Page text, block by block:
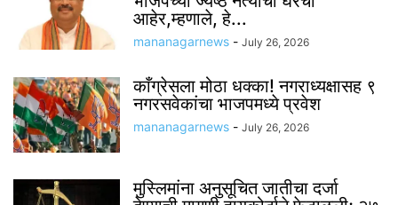
आहेर,म्हणाले, हे...
mananagarnews - July 26, 2026
काँग्रेसला मोठा धक्का! नगराध्यक्षासह ९
नगरसवेकांचा भाजपमध्ये प्रवेश
mananagarnews - July 26, 2026
मुस्लिमांना अनुसूचित जातीचा दर्जा